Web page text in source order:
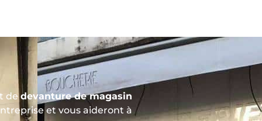
dedevanture de magasin
et vous aideront à